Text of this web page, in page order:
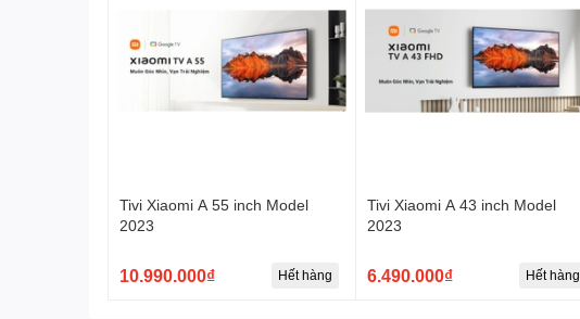
Tivi Xiaomi A 55 inch Model
2023
10.990.000₫ Hết hàng
Tivi Xiaomi A 43 inch Model
2023
6.490.000₫ Hết hàng